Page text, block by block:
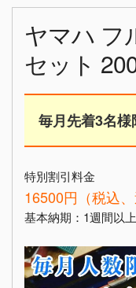
ヤマハ フ
セット
毎月先着3名様
特別割引料金
16500円（税込、
基本納期：1週間以上